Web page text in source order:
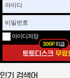
아이디저장